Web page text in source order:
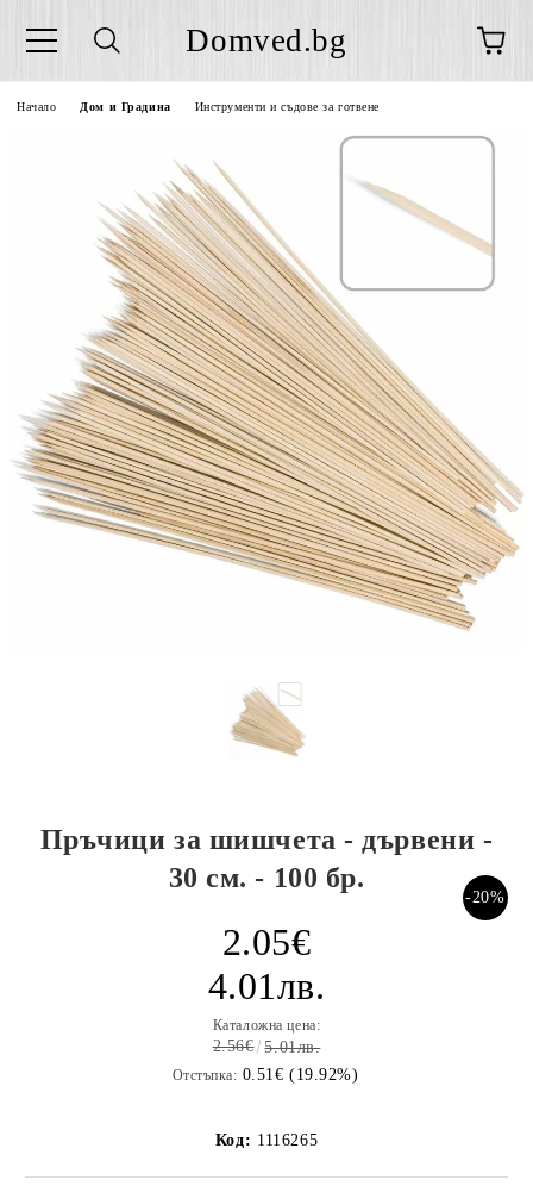
Domved.bg
Начало Дом и Градина Инструменти и съдове за готвене
Пръчици за шишчета - дървени -
30 см. - 100 бр.
-20%
2.05€
4.01лв.
Каталожна цена:
2.56€ 5.01лв.
Отстъпка: 0.51€ (19.92%)
Код: 1116265